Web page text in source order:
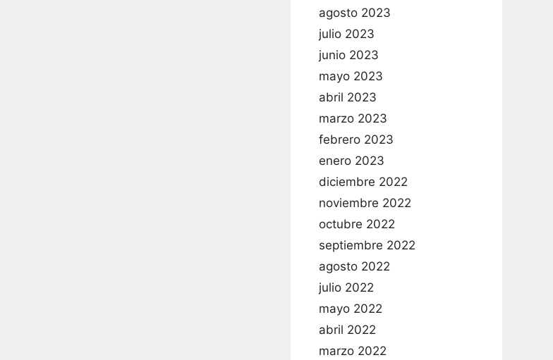
agosto 2023
julio 2023
junio 2023
mayo 2023
abril 2023
marzo 2023
febrero 2023
enero 2023
diciembre 2022
noviembre 2022
octubre 2022
septiembre 2022
agosto 2022
julio 2022
mayo 2022
abril 2022
marzo 2022